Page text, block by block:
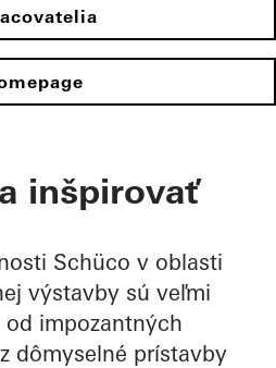
inšpirovať
Schüco v oblasti
výstavby sú veľmi
impozantných
dômyselné prístavby